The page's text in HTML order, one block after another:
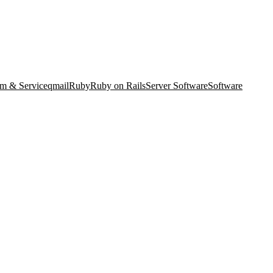
& ServiceqmailRubyRuby on RailsServer SoftwareSoftware